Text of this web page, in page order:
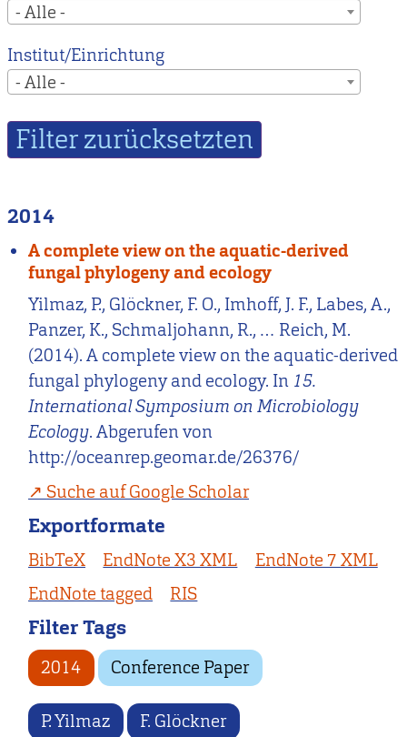
- Alle -
Institut/Einrichtung
- Alle -
2014
A complete view on the aquatic-derived
fungal phylogeny and ecology
Yilmaz, P., Glöckner, F. O., Imhoff, J. F., Labes, A.,
Panzer, K., Schmaljohann, R., … Reich, M.
(2014). A complete view on the aquatic-derived
fungal phylogeny and ecology. In 15.
International Symposium on Microbiology
Ecology. Abgerufen von
http://oceanrep.geomar.de/26376/
Suche auf Google Scholar
Exportformate
BibTeX EndNote X3 XML
EndNote 7 XML
EndNote tagged
RIS
Filter Tags
2014 Conference Paper
P. Yilmaz F. Glöckner